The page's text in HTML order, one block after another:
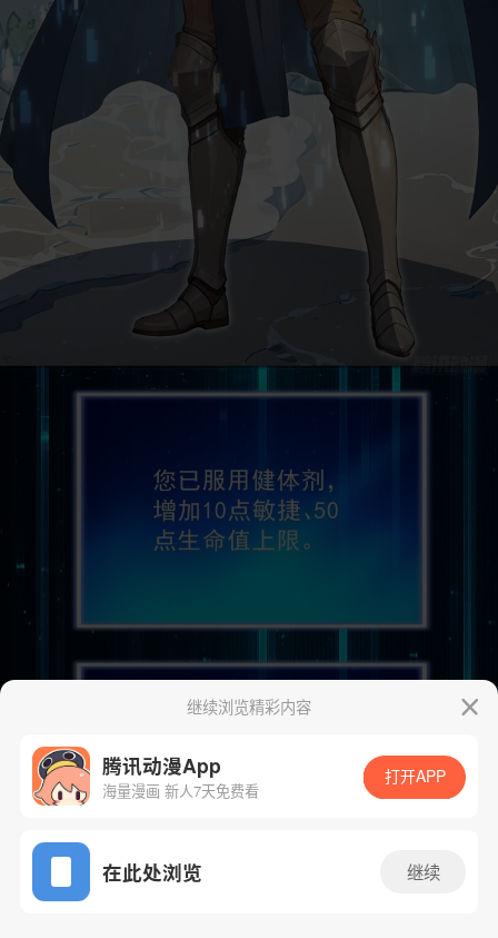
App免费看
继续浏览精彩内容
腾讯动漫App
海量漫画 新人7天免费看
打开APP
在此处浏览 继续